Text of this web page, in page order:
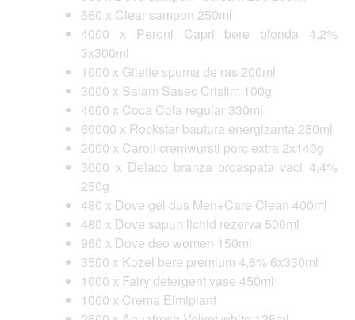
660 x Clear sampon 250ml
4000 x Peroni Capri bere blonda 4,2%
3x300ml
1000 x Gilette spuma de ras 200ml
3000 x Salam Sasec Cristim 100g
4000 x Coca Cola regular 330ml
60000 x Rockstar bautura energizanta 250ml
2000 x Caroli cremwursti porc extra 2x140g
3000 x Delaco branza proaspata vaci 4,4%
250g
480 x Dove gel dus Men+Care Clean 400ml
480 x Dove sapun lichid rezerva 500ml
960 x Dove deo women 150ml
3500 x Kozel bere premium 4,6% 6x330ml
1000 x Fairy detergent vase 450ml
1000 x Crema Elmiplant